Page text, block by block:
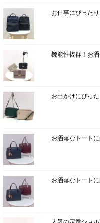
お仕事にぴった
機能性抜群！お
お出かけにぴっ
お洒落なトート
お洒落なトート